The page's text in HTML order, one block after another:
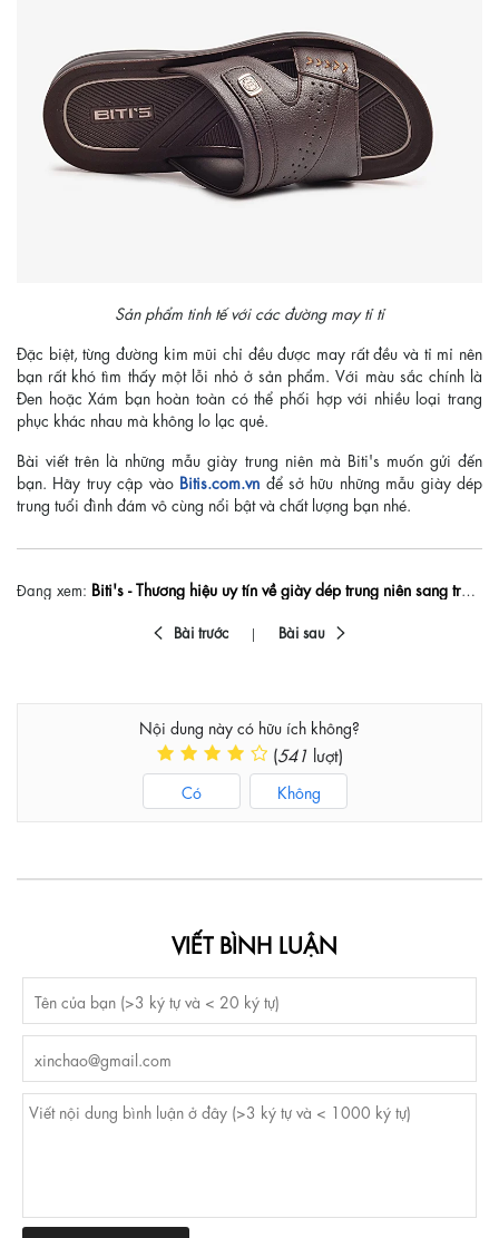
Sản phẩm tinh tế với các đường may tỉ tỉ
Đặc biệt, từng đường kim mũi chỉ đều được may rất đều và tỉ mỉ nên
bạn rất khó tìm thấy một lỗi nhỏ ở sản phẩm. Với màu sắc chính là
Đen hoặc Xám bạn hoàn toàn có thể phối hợp với nhiều loại trang
phục khác nhau mà không lo lạc quẻ.
Bài viết trên là những mẫu giày trung niên mà Biti's muốn gửi đến
bạn. Hãy truy cập vào Bitis.com.vn để sở hữu những mẫu giày dép
trung tuổi đình đám vô cùng nổi bật và chất lượng bạn nhé.
Đang xem: Biti's - Thương hiệu uy tín về giày dép trung niên sang trọng giá tốt
Bài trước Bài sau
Nội dung này có hữu ích không?
(541 lượt)
Có Không
VIẾT BÌNH LUẬN